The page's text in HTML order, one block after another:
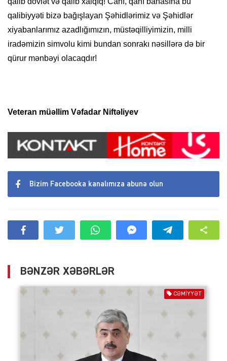
qalibiyyəti bizə bağışlayan Şəhidlərimiz və Şəhidlər
xiyabanlarımız azadlığımızın, müs­tə­qil­liyimizin, milli
iradəmizin simvolu kimi bundan sonrakı nəsillərə də bir
qürur mənbəyi olacaqdır!
Veteran müəllim Vəfadar Niftəliyev
Bizim Facebooka kanalımıza abunə olun
BƏNZƏR XƏBƏRLƏR
CƏMIYYƏT